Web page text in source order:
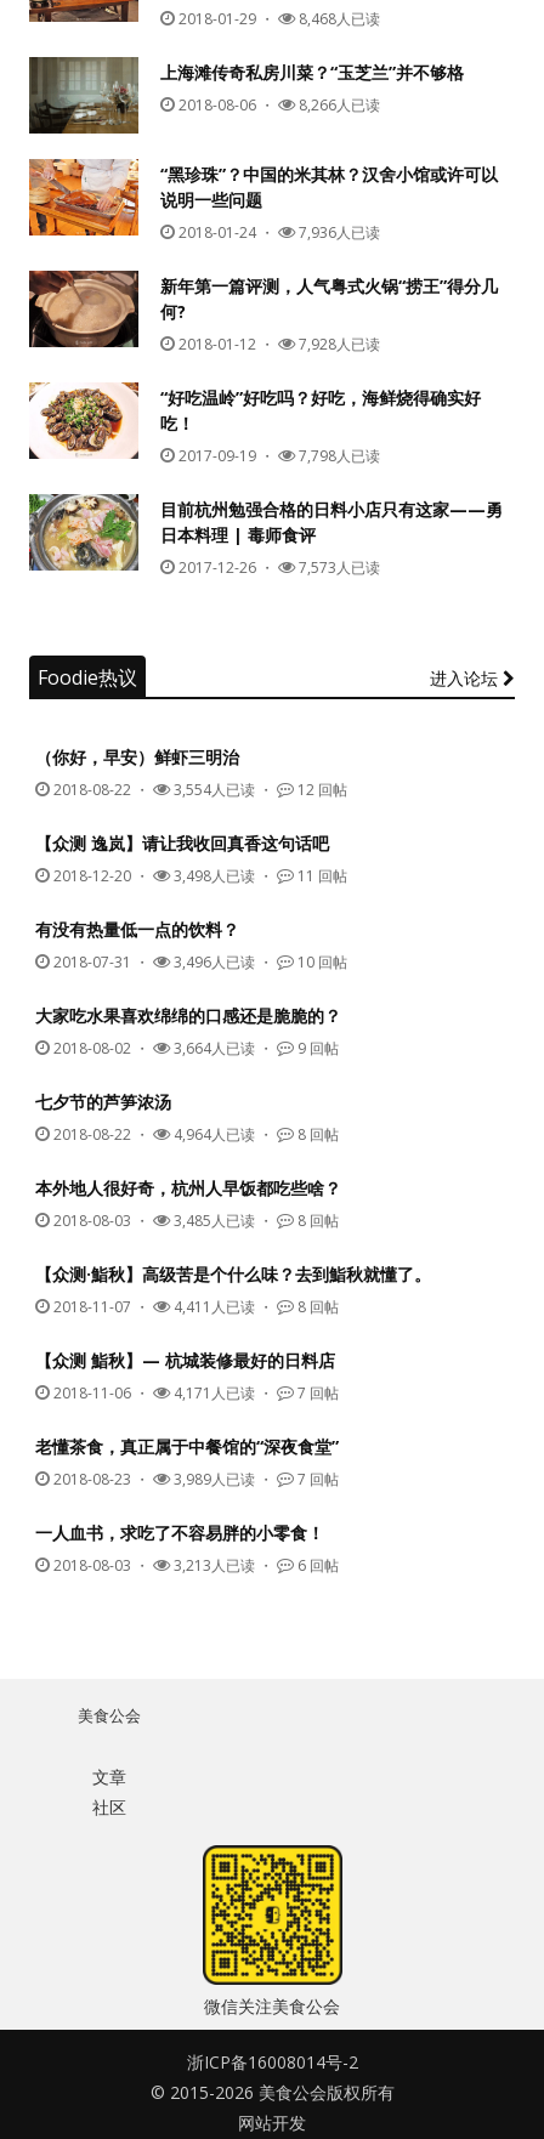
用户名或Email
密码
记住我的登录状态
没帐号？注册一个
2018-01-29 ・ 8,468人已读
上海滩传奇私房川菜？“玉芝兰”并不够格
2018-08-06 ・ 8,266人已读
“黑珍珠”？中国的米其林？汉舍小馆或许可以
说明一些问题
2018-01-24・ 7,936人已读
新年第一篇评测，人气粤式火锅“捞王”得分几
何?
2018-01-12 ・ 7,928人已读
“好吃温岭”好吃吗？好吃，海鲜烧得确实好
吃！
2017-09-19 ・ 7,798人已读
目前杭州勉强合格的日料小店只有这家——勇
日本料理 | 毒师食评
2017-12-26 ・ 7,573人已读
Foodie热议 进入论坛
（你好，早安）鲜虾三明治
2018-08-22 ・ 3,554人已读 ・ 12 回帖
【众测 逸岚】请让我收回真香这句话吧
2018-12-20 ・ 3,498人已读 ・ 11 回帖
有没有热量低一点的饮料？
2018-07-31 ・ 3,496人已读 ・ 10 回帖
大家吃水果喜欢绵绵的口感还是脆脆的？
2018-08-02 ・ 3,664人已读 ・ 9 回帖
七夕节的芦笋浓汤
2018-08-22 ・ 4,964人已读 ・ 8 回帖
本外地人很好奇，杭州人早饭都吃些啥？
2018-08-03 ・ 3,485人已读 ・ 8 回帖
【众测·鮨秋】高级苦是个什么味？去到鮨秋就懂了。
2018-11-07 ・ 4,411人已读 ・ 8 回帖
【众测 鮨秋】— 杭城装修最好的日料店
2018-11-06 ・ 4,171人已读 ・ 7 回帖
老懂茶食，真正属于中餐馆的“深夜食堂”
2018-08-23 ・ 3,989人已读 ・ 7 回帖
一人血书，求吃了不容易胖的小零食！
2018-08-03 ・ 3,213人已读 ・ 6 回帖
美食公会
文章
社区
微信关注美食公会
浙ICP备16008014号-2
© 2015-2026 美食公会版权所有
网站开发